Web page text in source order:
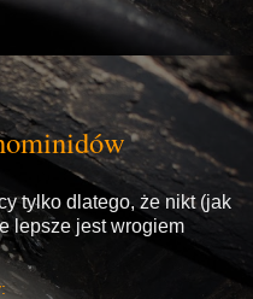
tylko dlatego, że nikt (jak
lepsze jest wrogiem